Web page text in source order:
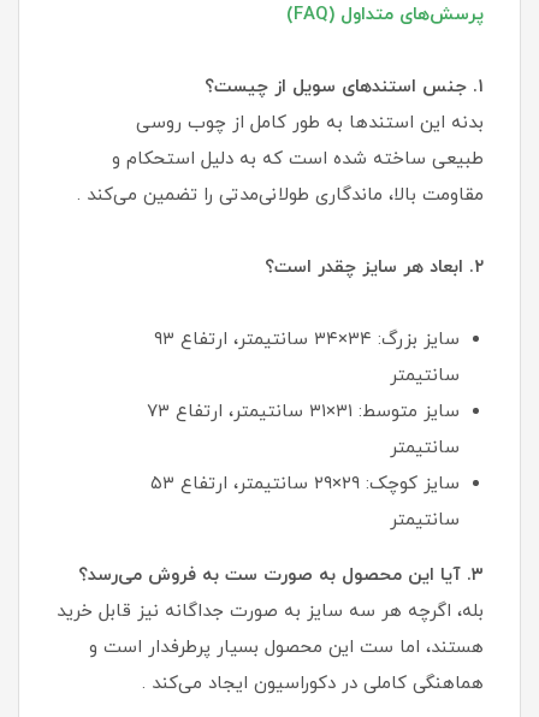
پرسش‌های متداول (FAQ)
۱. جنس استندهای سویل از چیست؟
بدنه این استندها به طور کامل از چوب روسی
طبیعی ساخته شده است که به دلیل استحکام و
مقاومت بالا، ماندگاری طولانی‌مدتی را تضمین می‌کند .
۲. ابعاد هر سایز چقدر است؟
سایز بزرگ: ۳۴×۳۴ سانتیمتر، ارتفاع ۹۳
سانتیمتر
سایز متوسط: ۳۱×۳۱ سانتیمتر، ارتفاع ۷۳
سانتیمتر
سایز کوچک: ۲۹×۲۹ سانتیمتر، ارتفاع ۵۳
سانتیمتر
۳. آیا این محصول به صورت ست به فروش می‌رسد؟
بله، اگرچه هر سه سایز به صورت جداگانه نیز قابل خرید
هستند، اما ست این محصول بسیار پرطرفدار است و
هماهنگی کاملی در دکوراسیون ایجاد می‌کند .